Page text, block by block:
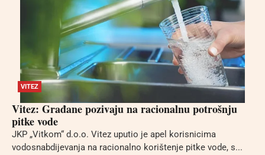
VITEZ
Vitez: Građane pozivaju na racionalnu potrošnju
pitke vode
JKP „Vitkom“ d.o.o. Vitez uputio je apel korisnicima
vodosnabdijevanja na racionalno korištenje pitke vode, s...